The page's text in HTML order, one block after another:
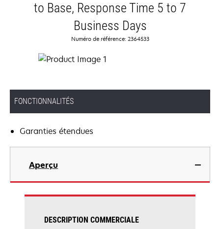
to Base, Response Time 5 to 7
Business Days
Numéro de référence: 2364533
FONCTIONNALITÉS
Garanties étendues
Aperçu
DESCRIPTION COMMERCIALE